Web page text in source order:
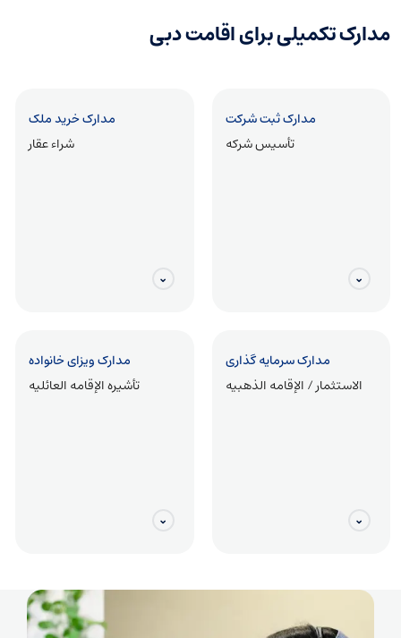
کارت اقامت امارات
بیمه درمانی
شهاده حسن السیره والسلوک
مدارک تکمیلی برای اقامت دبی
مدارک ثبت شرکت
تأسیس شرکه
مدارک خرید ملک
شراء عقار
مدارک سرمایه گذاری
الاستثمار / الإقامه الذهبیه
مدارک ویزای خانواده
تأشیره الإقامه العائلیه